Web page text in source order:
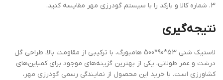
شماره کالا و بارکد را با سیستم گودرزی مهر مقایسه کنید.
نتیجه‌گیری
لاستیک شنی 53*90*500 هامبورگ، با ترکیبی از مقاومت بالا، طراحی گل
درشت و عمر طولانی، یکی از بهترین گزینه‌های موجود برای کمباین‌های
کشاورزی است. با خرید این محصول از نمایندگی رسمی گودرزی مهر،